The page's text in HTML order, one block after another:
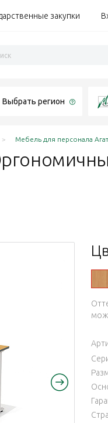
закупки
Выбрать регион
Мебель для персонала Агат